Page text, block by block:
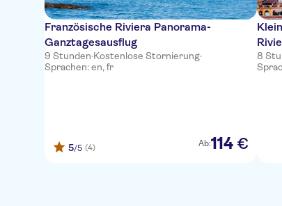
Französische Riviera Panorama-
Ganztagesausflug
9 Stunden·Kostenlose Stornierung·
Sprachen: en, fr
5/5 (4) Ab:114 €
8